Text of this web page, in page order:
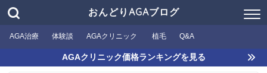
おんどりAGAブログ
AGA治療 体験談 AGAクリニック 植毛 Q&A
AGAクリニック価格ランキングを見る